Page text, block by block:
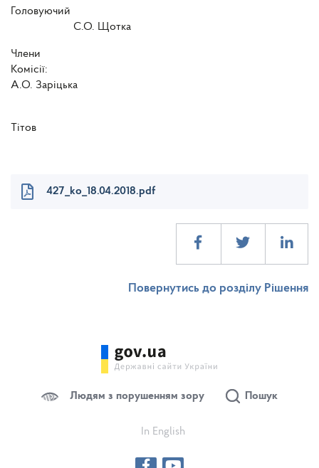
Головуючий
С.О. Щотка
Члени
А.О. Заріцька
Тітов
427_ko_18.04.2018.pdf
Повернутись до розділу Рішення
Людям з порушенням зору Пошук
In English